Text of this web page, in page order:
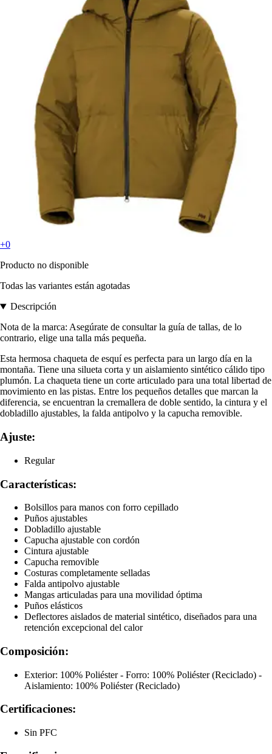
+0
Producto no disponible
Todas las variantes están agotadas
Descripción
Nota de la marca: Asegúrate de consultar la guía de tallas, de lo
contrario, elige una talla más pequeña.
Esta hermosa chaqueta de esquí es perfecta para un largo día en la
montaña. Tiene una silueta corta y un aislamiento sintético cálido tipo
plumón. La chaqueta tiene un corte articulado para una total libertad de
movimiento en las pistas. Entre los pequeños detalles que marcan la
diferencia, se encuentran la cremallera de doble sentido, la cintura y el
dobladillo ajustables, la falda antipolvo y la capucha removible.
Ajuste:
Regular
Características:
Bolsillos para manos con forro cepillado
Puños ajustables
Dobladillo ajustable
Capucha ajustable con cordón
Cintura ajustable
Capucha removible
Costuras completamente selladas
Falda antipolvo ajustable
Mangas articuladas para una movilidad óptima
Puños elásticos
Deflectores aislados de material sintético, diseñados para una
retención excepcional del calor
Composición:
Exterior: 100% Poliéster - Forro: 100% Poliéster (Reciclado) -
Aislamiento: 100% Poliéster (Reciclado)
Certificaciones:
Sin PFC